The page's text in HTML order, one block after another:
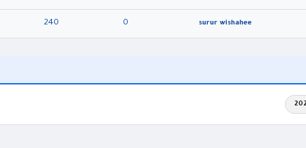
surur wishahee
0
240